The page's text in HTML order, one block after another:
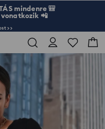
mindenre 🎒
📲
>>